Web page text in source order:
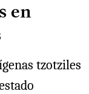
en
tzotziles